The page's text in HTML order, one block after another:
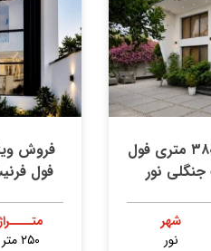
خرید ویلا باغ مدرن ۳۸۰ متری فول
نور
شهر
نور
فول
۲۵۰ متر